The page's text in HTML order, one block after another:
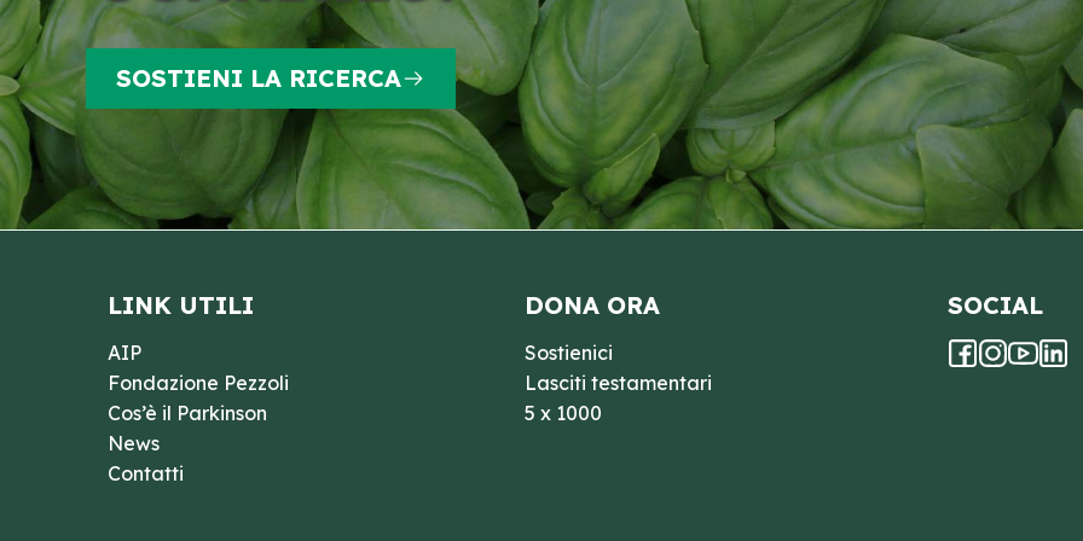
SOSTIENI LA RICERCA
LINK UTILI
AIP
Fondazione Pezzoli
Cos’è il Parkinson
News
Contatti
DONA ORA
Sostienici
Lasciti testamentari
5 x 1000
SOCIAL